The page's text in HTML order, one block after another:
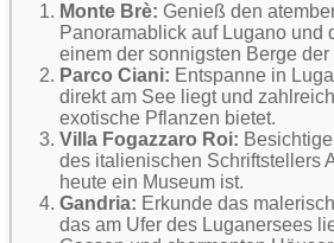
Monte Brè: Genieß den
Panoramablick auf Lugano und
einem der sonnigsten Berge der
Parco Ciani: Entspanne in
direkt am See liegt und
exotische Pflanzen bietet.
Villa Fogazzaro Roi:
des italienischen Schriftstellers
heute ein Museum ist.
Gandria: Erkunde das
das am Ufer des Luganersees